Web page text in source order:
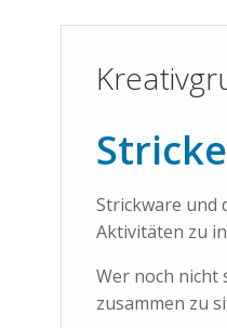
Strickware und
Aktivitäten zu
Wer noch nicht
zusammen zu